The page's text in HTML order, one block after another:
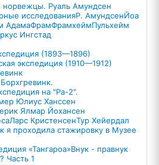
норвежцы. Руаль Амундсен
исследованияР. АмундсенЙоа
АдамаФрамФрамхеймПульхейм
Ингстад
(1893—1896)
экспедиция (1910—1912)
на "Ра-2".
Юлиус Ханссен
Ялмар Йохансен
Ларс КристенсенТур Хейердал
я проходила стажировку в Музее
«Тангароа»Внук - правнук
Часть 1